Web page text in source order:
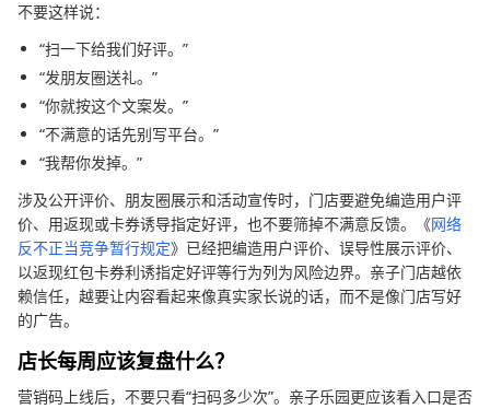
不要这样说：
“扫一下给我们好评。”
“发朋友圈送礼。”
“你就按这个文案发。”
“不满意的话先别写平台。”
“我帮你发掉。”
涉及公开评价、朋友圈展示和活动宣传时，门店要避免编造用户评
价、用返现或卡券诱导指定好评，也不要筛掉不满意反馈。《网络
反不正当竞争暂行规定》已经把编造用户评价、误导性展示评价、
以返现红包卡券利诱指定好评等行为列为风险边界。亲子门店越依
赖信任，越要让内容看起来像真实家长说的话，而不是像门店写好
的广告。
店长每周应该复盘什么？
营销码上线后，不要只看“扫码多少次”。亲子乐园更应该看入口是否